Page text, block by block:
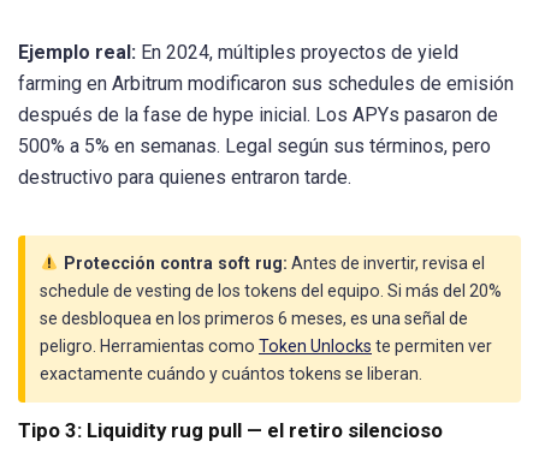
Ejemplo real: En 2024, múltiples proyectos de yield
farming en Arbitrum modificaron sus schedules de emisión
después de la fase de hype inicial. Los APYs pasaron de
500% a 5% en semanas. Legal según sus términos, pero
destructivo para quienes entraron tarde.
Protección contra soft rug: Antes de invertir, revisa el
schedule de vesting de los tokens del equipo. Si más del 20%
se desbloquea en los primeros 6 meses, es una señal de
peligro. Herramientas como Token Unlocks te permiten ver
exactamente cuándo y cuántos tokens se liberan.
Tipo 3: Liquidity rug pull — el retiro silencioso